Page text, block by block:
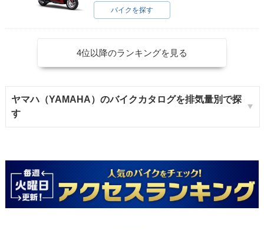
バイクを探す
4位以降のランキングを見る
ヤマハ（YAMAHA）のバイクカタログを排気量別で探
す